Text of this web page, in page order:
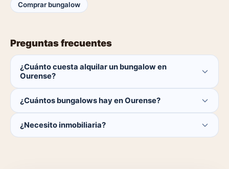
Comprar bungalow
Preguntas frecuentes
¿Cuánto cuesta alquilar un bungalow en
Ourense?
¿Cuántos bungalows hay en Ourense?
El catálogo se actualiza a diario.
¿Necesito inmobiliaria?